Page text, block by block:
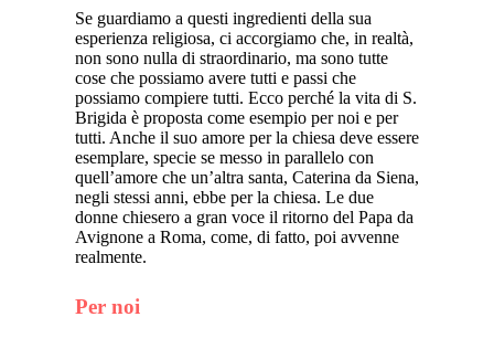
Se guardiamo a questi ingredienti della sua
esperienza religiosa, ci accorgiamo che, in realtà,
non sono nulla di straordinario, ma sono tutte
cose che possiamo avere tutti e passi che
possiamo compiere tutti. Ecco perché la vita di S.
Brigida è proposta come esempio per noi e per
tutti. Anche il suo amore per la chiesa deve essere
esemplare, specie se messo in parallelo con
quell’amore che un’altra santa, Caterina da Siena,
negli stessi anni, ebbe per la chiesa. Le due
donne chiesero a gran voce il ritorno del Papa da
Avignone a Roma, come, di fatto, poi avvenne
realmente.
Per noi